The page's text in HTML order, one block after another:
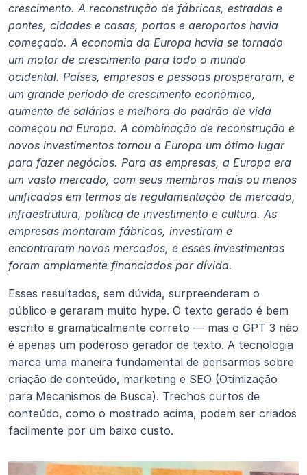
crescimento. A reconstrução de fábricas, estradas e
pontes, cidades e casas, portos e aeroportos havia
começado. A economia da Europa havia se tornado
um motor de crescimento para todo o mundo
ocidental. Países, empresas e pessoas prosperaram, e
um grande período de crescimento econômico,
aumento de salários e melhora do padrão de vida
começou na Europa. A combinação de reconstrução e
novos investimentos tornou a Europa um ótimo lugar
para fazer negócios. Para as empresas, a Europa era
um vasto mercado, com seus membros mais ou menos
unificados em termos de regulamentação de mercado,
infraestrutura, política de investimento e cultura. As
empresas montaram fábricas, investiram e
encontraram novos mercados, e esses investimentos
foram amplamente financiados por dívida.
Esses resultados, sem dúvida, surpreenderam o
público e geraram muito hype. O texto gerado é bem
escrito e gramaticalmente correto — mas o GPT 3 não
é apenas um poderoso gerador de texto. A tecnologia
marca uma maneira fundamental de pensarmos sobre
criação de conteúdo, marketing e SEO (Otimização
para Mecanismos de Busca). Trechos curtos de
conteúdo, como o mostrado acima, podem ser criados
facilmente por um baixo custo.